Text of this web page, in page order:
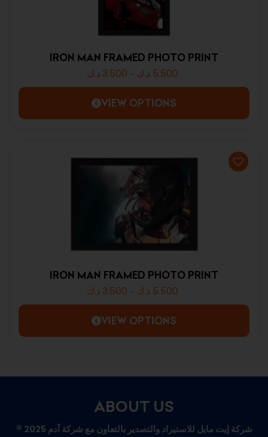
IRON MAN FRAMED PHOTO PRINT
3.500 د.ك - 5.500 د.ك
VIEW OPTIONS
IRON MAN FRAMED PHOTO PRINT
3.500 د.ك - 5.500 د.ك
VIEW OPTIONS
ABOUT US
© 2025 شركة إيت مايل للاستيراد والتصدير بالتعاون مع شركة آدم